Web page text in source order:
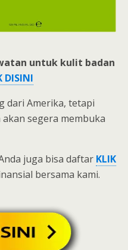
untuk kulit badan
DISINI
dari Amerika, tetapi
segera membuka
juga bisa daftar KLIK
bersama kami.